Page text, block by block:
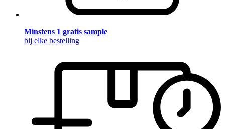
Minstens 1 gratis sample
bij elke bestelling